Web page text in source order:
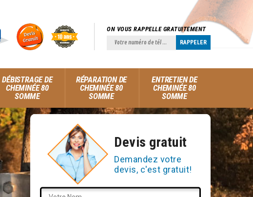
ON VOUS RAPPELLE GRATUITEMENT
DÉBISTRAGE DE
CHEMINÉE 80
SOMME
RÉPARATION DE
CHEMINÉE 80
SOMME
ENTRETIEN DE
CHEMINÉE 80
SOMME
Devis gratuit
Demandez votre
devis, c'est gratuit!